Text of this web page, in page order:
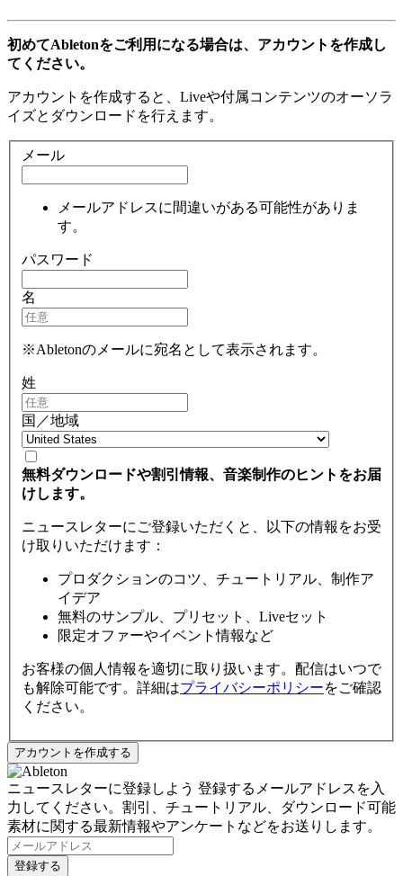
初めてAbletonをご利用になる場合は、アカウントを作成し
てください。
アカウントを作成すると、Liveや付属コンテンツのオーソラ
イズとダウンロードを行えます。
メール
メールアドレスに間違いがある可能性がありま
す。
パスワード
名
※Abletonのメールに宛名として表示されます。
姓
国／地域
無料ダウンロードや割引情報、音楽制作のヒントをお届
けします。
ニュースレターにご登録いただくと、以下の情報をお受
け取りいただけます：
プロダクションのコツ、チュートリアル、制作ア
イデア
無料のサンプル、プリセット、Liveセット
限定オファーやイベント情報など
お客様の個人情報を適切に取り扱います。配信はいつで
も解除可能です。詳細はプライバシーポリシーをご確認
ください。
ニュースレターに登録しよう 登録するメールアドレスを入
力してください。割引、チュートリアル、ダウンロード可能
素材に関する最新情報やアンケートなどをお送りします。